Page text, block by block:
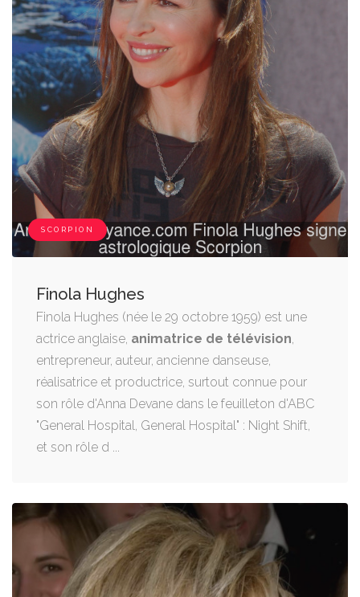
SCORPION
Finola Hughes
Finola Hughes (née le 29 octobre 1959) est une
actrice anglaise, animatrice de télévision,
entrepreneur, auteur, ancienne danseuse,
réalisatrice et productrice, surtout connue pour
son rôle d'Anna Devane dans le feuilleton d'ABC
"General Hospital, General Hospital" : Night Shift,
et son rôle d ...